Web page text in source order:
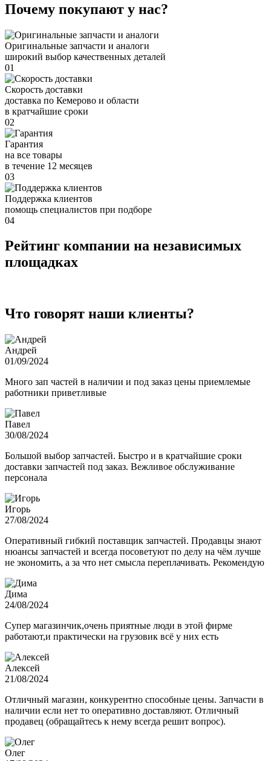
Почему покупают у нас?
Оригинальные запчасти и аналоги
широкий выбор качественных деталей
01
Скорость доставки
доставка по Кемерово и области
в кратчайшие сроки
02
Гарантия
на все товары
в течение 12 месяцев
03
Поддержка клиентов
помощь специалистов при подборе
04
Рейтинг компании на независимых
площадках
Что говорят наши клиенты?
Андрей
01/09/2024
Много зап частей в наличии и под заказ цены приемлемые
работники приветливые
Павел
30/08/2024
Большой выбор запчастей. Быстро и в кратчайшие сроки
доставки запчастей под заказ. Вежливое обслуживание
персонала
Игорь
27/08/2024
Оперативный гибкий поставщик запчастей. Продавцы знают
нюансы запчастей и всегда посоветуют по делу на чём лучше
не экономить, а за что нет смысла переплачивать. Рекомендую
Дима
24/08/2024
Супер магазинчик,очень приятные люди в этой фирме
работают,и практически на грузовик всё у них есть
Алексей
21/08/2024
Отличный магазин, конкурентно способные цены. Запчасти в
наличии если нет то оперативно доставляют. Отличный
продавец (обращайтесь к нему всегда решит вопрос).
Олег